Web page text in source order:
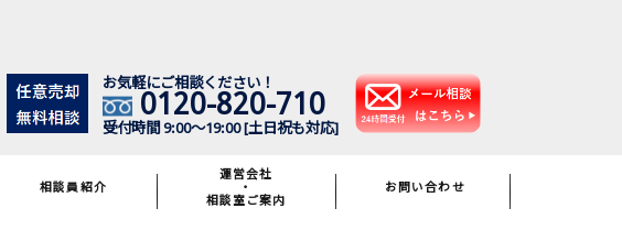
お気軽にご相談ください！
0120-820-710
受付時間 9:00～19:00 [土日祝も対応]
相談員紹介
運営会社
・
相談室ご案内
お問い合わせ